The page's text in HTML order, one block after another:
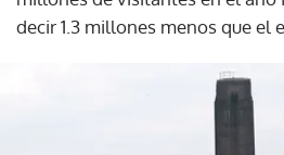
decir 1.3 millones menos que el